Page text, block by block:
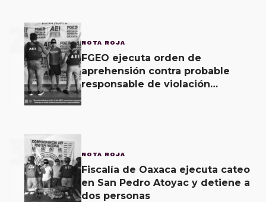
2 NOTA ROJA
FGEO ejecuta orden de
aprehensión contra probable
responsable de violación
3 NOTA ROJA
Fiscalía de Oaxaca ejecuta cateo
en San Pedro Atoyac y detiene a
dos personas